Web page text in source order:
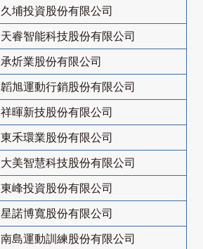
久埔投資股份有限公司
天睿智能科技股份有限公司
承炘業股份有限公司
韜旭運動行銷股份有限公司
祥暉新技股份有限公司
東禾環業股份有限公司
大美智慧科技股份有限公司
東峰投資股份有限公司
星諾博寬股份有限公司
南島運動訓練股份有限公司